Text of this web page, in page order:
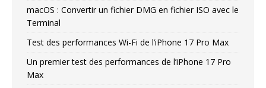
macOS : Convertir un fichier DMG en fichier ISO avec le
Terminal
Test des performances Wi-Fi de l’iPhone 17 Pro Max
Un premier test des performances de l’iPhone 17 Pro
Max